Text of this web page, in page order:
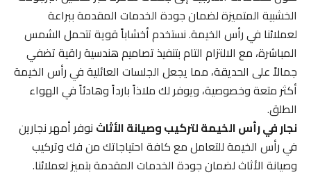
الخشبية المتميزة لضمان جودة الخدمات المقدمة ببراعة
لعملائنا في رأس الخيمة. نستخدم أخشاباً قوية تتحمل الشمس
المباشرة، مع الالتزام التام بتنفيذ تصاميم هندسية راقية تضفي
جمالاً على الحديقة، مما يجعل الجلسات العائلية في رأس الخيمة
أكثر متعة وخصوصية، ويوفر لك ملاذاً بارداً وهادئاً في الهواء
الطلق.
نجار في رأس الخيمة لتركيب وصيانة الأثاثنوفر أمهر نجارين
في رأس الخيمة للتعامل مع كافة احتياجاتك من فك وتركيب
وصيانة الأثاث لضمان جودة الخدمات المقدمة بتميز لعملائنا.